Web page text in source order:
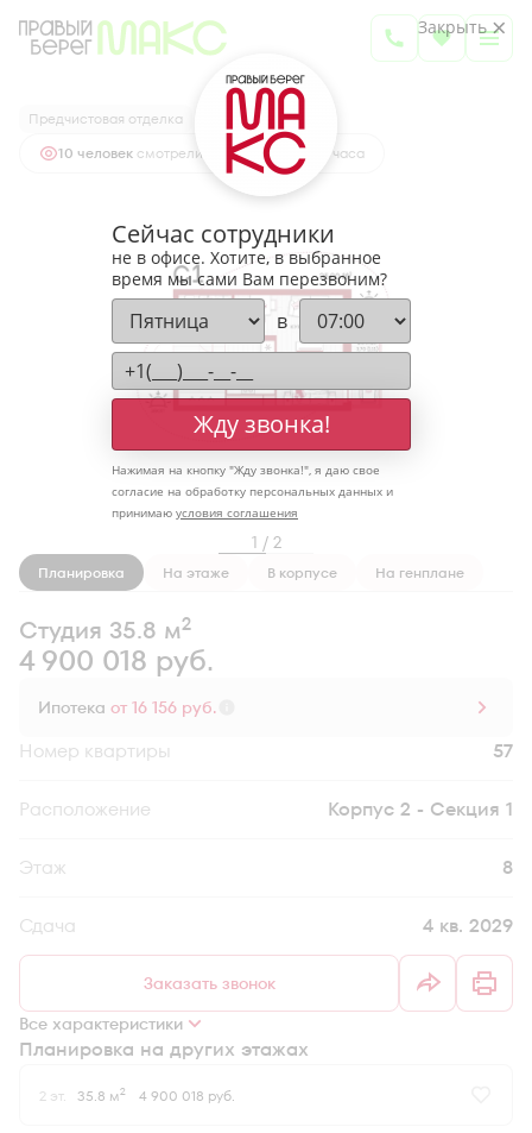
Студия 35.8 м2
4 900 018 руб.
Ипотекаот 16 156 руб.
Предчистовая отделка
10 человек смотрели эту квартиру за 24 часа
1 / 2
Планировка На этаже В корпусе На генплане
Студия 35.8 м2
4 900 018 руб.
Ипотека от 16 156 руб.
Номер квартиры 57
Секция Корпус 2 - Секция 1
Этаж 8
Сдача 4 кв. 2029
Заказать звонок
Все характеристики
Планировка на других этажах
2 эт. 35.8 м2 4 900 018 руб.
Закрыть
Сейчас сотрудники
не в офисе. Хотите, в выбранное
время мы сами Вам перезвоним?
в
Жду звонка!
Нажимая на кнопку "Жду звонка!", я даю свое
согласие на обработку персональных данных и
принимаю условия соглашения